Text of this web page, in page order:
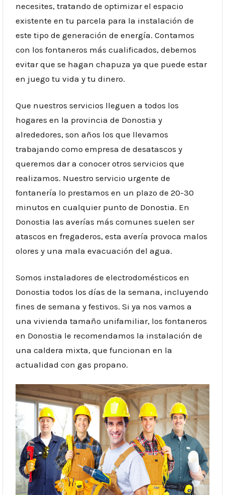
necesites, tratando de optimizar el espacio
existente en tu parcela para la instalación de
este tipo de generación de energía. Contamos
con los fontaneros más cualificados, debemos
evitar que se hagan chapuza ya que puede estar
en juego tu vida y tu dinero.
Que nuestros servicios lleguen a todos los
hogares en la provincia de Donostia y
alrededores, son años los que llevamos
trabajando como empresa de desatascos y
queremos dar a conocer otros servicios que
realizamos. Nuestro servicio urgente de
fontanería lo prestamos en un plazo de 20-30
minutos en cualquier punto de Donostia. En
Donostia las averías más comunes suelen ser
atascos en fregaderos, esta avería provoca malos
olores y una mala evacuación del agua.
Somos instaladores de electrodomésticos en
Donostia todos los días de la semana, incluyendo
fines de semana y festivos. Si ya nos vamos a
una vivienda tamaño unifamiliar, los fontaneros
en Donostia le recomendamos la instalación de
una caldera mixta, que funcionan en la
actualidad con gas propano.